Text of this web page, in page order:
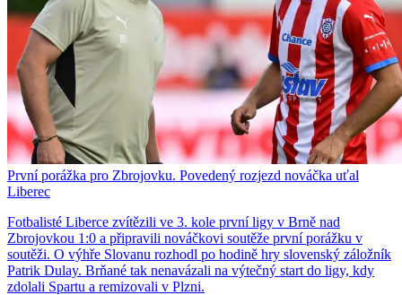
První porážka pro Zbrojovku. Povedený rozjezd nováčka uťal
Liberec
Fotbalisté Liberce zvítězili ve 3. kole první ligy v Brně nad
Zbrojovkou 1:0 a připravili nováčkovi soutěže první porážku v
soutěži. O výhře Slovanu rozhodl po hodině hry slovenský záložník
Patrik Dulay. Brňané tak nenavázali na výtečný start do ligy, kdy
zdolali Spartu a remizovali v Plzni.